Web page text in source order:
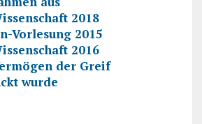
2018
Vorlesung 2015
2016
der Greif
wurde